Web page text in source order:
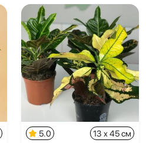
5.0 13 x 45 см